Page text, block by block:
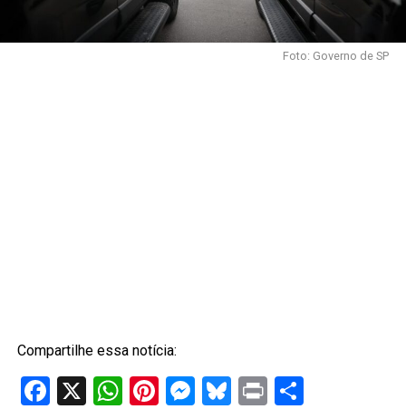
Foto: Governo de SP
Compartilhe essa notícia:
Facebook
X WhatsApp
Pinterest
Messenger
Bluesky
PrintShare